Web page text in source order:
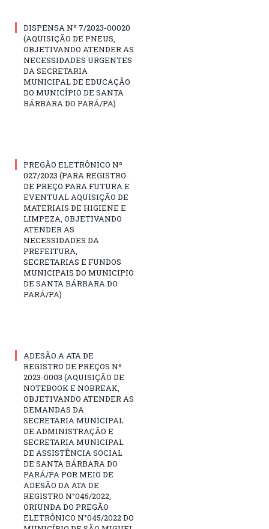
DISPENSA Nº 7/2023-00020
(AQUISIÇÃO DE PNEUS,
OBJETIVANDO ATENDER AS
NECESSIDADES URGENTES
DA SECRETARIA
MUNICIPAL DE EDUCAÇÃO
DO MUNICÍPIO DE SANTA
BÁRBARA DO PARÁ/PA)
PREGÃO ELETRÔNICO Nº
027/2023 (PARA REGISTRO
DE PREÇO PARA FUTURA E
EVENTUAL AQUISIÇÃO DE
MATERIAIS DE HIGIENE E
LIMPEZA, OBJETIVANDO
ATENDER AS
NECESSIDADES DA
PREFEITURA,
SECRETARIAS E FUNDOS
MUNICIPAIS DO MUNICIPIO
DE SANTA BÁRBARA DO
PARÁ/PA)
ADESÃO A ATA DE
REGISTRO DE PREÇOS Nº
2023-0003 (AQUISIÇÃO DE
NOTEBOOK E NOBREAK,
OBJETIVANDO ATENDER AS
DEMANDAS DA
SECRETARIA MUNICIPAL
DE ADMINISTRAÇÃO E
SECRETARIA MUNICIPAL
DE ASSISTÊNCIA SOCIAL
DE SANTA BÁRBARA DO
PARÁ/PA POR MEIO DE
ADESÃO DA ATA DE
REGISTRO N°045/2022,
ORIUNDA DO PREGÃO
ELETRÔNICO N°045/2022 DO